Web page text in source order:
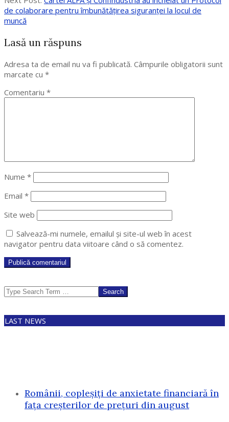
de colaborare pentru îmbunătățirea siguranței la locul de
muncă
Lasă un răspuns
Adresa ta de email nu va fi publicată. Câmpurile obligatorii sunt
marcate cu *
Comentariu *
Nume *
Email *
Site web
Salvează-mi numele, emailul și site-ul web în acest
navigator pentru data viitoare când o să comentez.
Search
LAST NEWS
Românii, copleșiți de anxietate financiară în
fața creșterilor de prețuri din august